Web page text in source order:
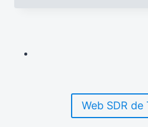
Web SDR